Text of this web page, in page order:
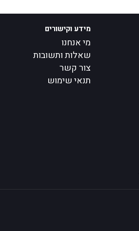
מידע וקישורים
מי אנחנו
שאלות ותשובות
צור קשר
תנאי שימוש